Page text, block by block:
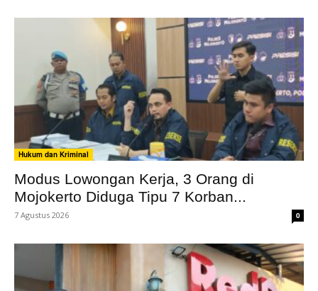
Hukum dan Kriminal
Modus Lowongan Kerja, 3 Orang di
Mojokerto Diduga Tipu 7 Korban...
7 Agustus 2026 0